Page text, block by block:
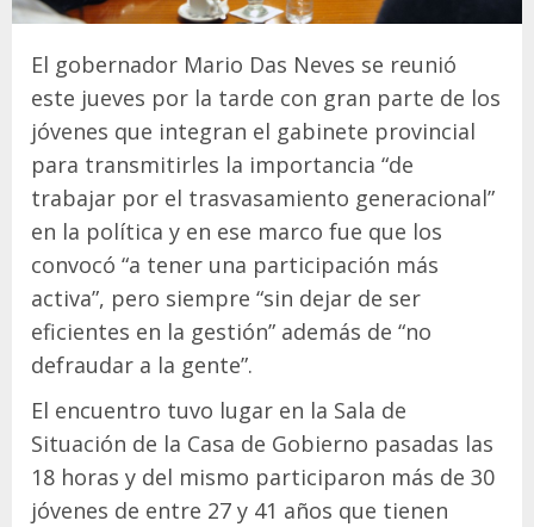
El gobernador Mario Das Neves se reunió
este jueves por la tarde con gran parte de los
jóvenes que integran el gabinete provincial
para transmitirles la importancia “de
trabajar por el trasvasamiento generacional”
en la política y en ese marco fue que los
convocó “a tener una participación más
activa”, pero siempre “sin dejar de ser
eficientes en la gestión” además de “no
defraudar a la gente”.
El encuentro tuvo lugar en la Sala de
Situación de la Casa de Gobierno pasadas las
18 horas y del mismo participaron más de 30
jóvenes de entre 27 y 41 años que tienen